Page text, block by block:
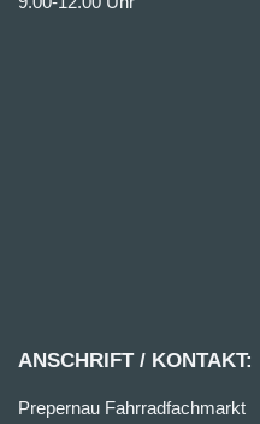
ANSCHRIFT / KONTAKT:
Prepernau Fahrradfachmarkt